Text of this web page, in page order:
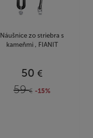
Náušnice zo striebra s
kameňmi , FIANIT
50 €
59€ -15%